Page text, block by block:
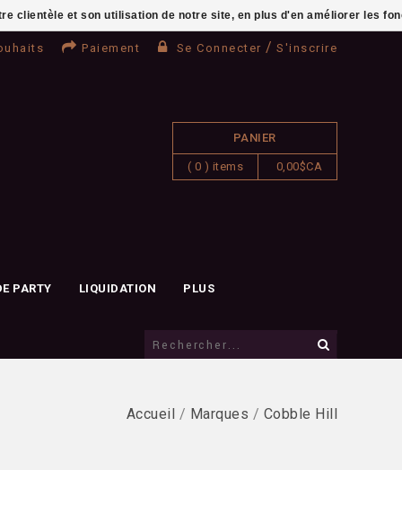
Paiement Se Connecter / S'inscrire
PANIER
( 0 ) items 0,00$CA
PARTY LIQUIDATION PLUS
Accueil / Marques / Cobble Hill
clientèle et son utilisation de notre site, en plus d'en améliorer les